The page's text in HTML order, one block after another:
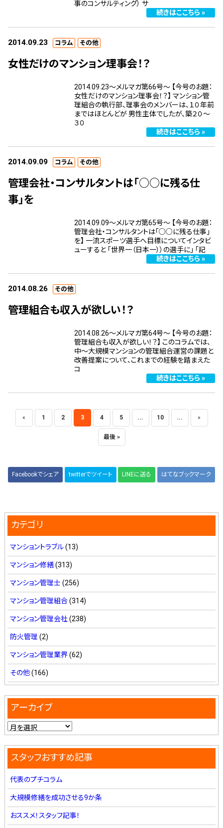
事のコンサルティング） サ
続きはここちら »
2014.09.23 コラム その他
女性だけのマンション理事会！？
2014.09.23～メルマガ第66号～ 【今号のお題：
女性だけのマンション理事会！？】 マンション管
理組合の執行部、理事会のメンバーは、１０年前
まではほとんどが 男性主体でしたが、築２０～
３０
続きはここちら »
2014.09.09 コラム その他
管理会社・コンサルタントは「○○に残る仕
事」を
2014.09.09～メルマガ第65号～ 【今号のお題：
管理会社・コンサルタントは「○○に残る仕事」
を】 一流スポーツ選手へ目標についてインタビ
ューすると ｢世界一（日本一））の選手に｣ ｢記
続きはここちら »
2014.08.26 その他
管理組合も収入が欲しい！？
2014.08.26～メルマガ第64号～ 【今号のお題：
管理組合も収入が欲しい！？】 このコラムでは、
中～大規模マンションの管理組合運営の課題と
改善提案について、これまでの経験を踏まえた
コ
続きはここちら »
« 1 2 3 4 5 ... 10 ... »
最後 »
Facebookでシェア twitterでツイート LINEに送る はてなブックマーク
カテゴリ
マンショントラブル(13)
マンション修繕(313)
マンション管理士 (256)
マンション管理組合(314)
マンション管理会社 (238)
防火管理 (2)
マンション管理業界(62)
その他(166)
アーカイブ
スタッフおすすめ記事
代表のプチコラム
大規模修繕を成功させる9か条
おススメ！スタッフ記事！